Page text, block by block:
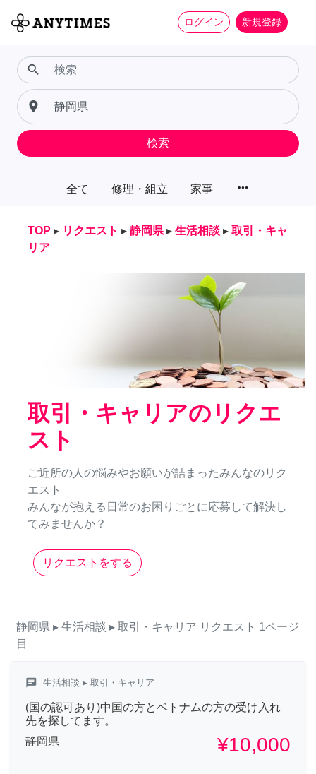
ログイン 新規登録
全て 修理・組立 家事 more_horiz
search
place
検索
TOP ▸ リクエスト ▸ 静岡県 ▸ 生活相談 ▸ 取引・キャ
リア
取引・キャリアのリクエ
スト
ご近所の人の悩みやお願いが詰まったみんなのリク
エスト
みんなが抱える日常のお困りごとに応募して解決し
てみませんか？
リクエストをする
静岡県 ▸ 生活相談 ▸ 取引・キャリア リクエスト 1ページ
目
chat 生活相談 ▸ 取引・キャリア
(国の認可あり)中国の方とベトナムの方の受け入れ
先を探してます。
静岡県
¥10,000